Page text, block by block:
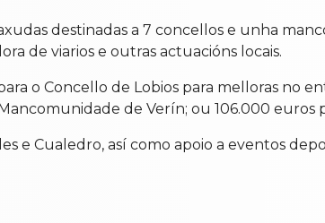
destinadas a 7 concellos e unha
de viarios e outras actuacións locais.
o Concello de Lobios para melloras
de Verín; ou 106.000
e Cualedro, así como apoio a eventos